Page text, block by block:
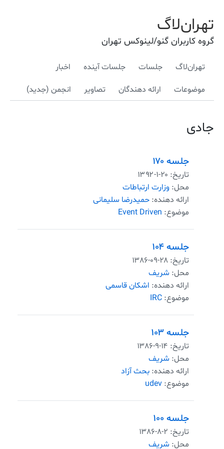
تهران‌لاگ
گروه کاربران گنو/لینوکس تهران
تهران‌لاگ جلسات جلسات آینده اخبار
موضوعات ارائه دهندگان تصاویر انجمن (جدید)
جادی
جلسه ۱۷۰
تاریخ: ۱۳۹۲-۱-۲۰
محل: وزارت ارتباطات
ارائه دهنده: حمیدرضا سلیمانی
موضوع: Event Driven
جلسه ۱۰۴
تاریخ: ۱۳۸۶-۰۹-۲۸
محل: شریف
ارائه دهنده: اشکان قاسمی
موضوع: IRC
جلسه ۱۰۳
تاریخ: ۱۳۸۶-۹-۱۴
محل: شریف
ارائه دهنده: بحث آزاد
موضوع: udev
جلسه ۱۰۰
تاریخ: ۱۳۸۶-۸-۲
محل: شریف